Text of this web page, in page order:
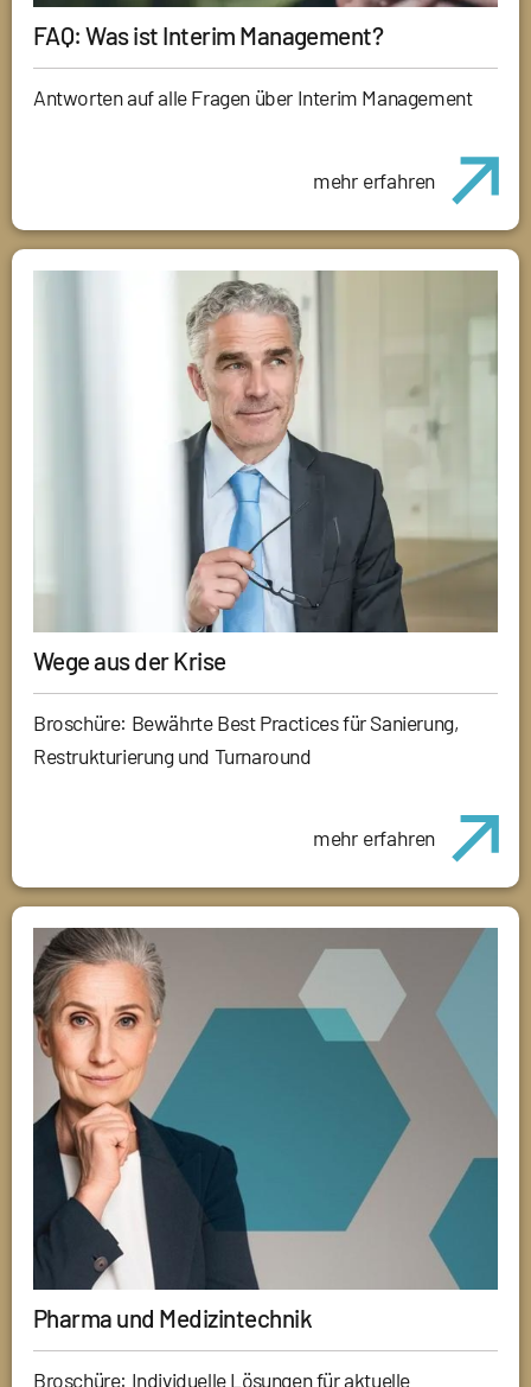
FAQ: Was ist Interim Management?
Antworten auf alle Fragen über Interim Management
mehr erfahren
Wege aus der Krise
Broschüre: Bewährte Best Practices für Sanierung,
Restrukturierung und Turnaround
mehr erfahren
Pharma und Medizintechnik
Broschüre: Individuelle Lösungen für aktuelle